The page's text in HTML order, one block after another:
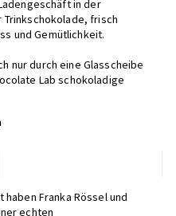
in der
frisch
und Gemütlichkeit.
nur durch eine Glasscheibe
Lab schokoladige
Franka Rössel und
echten